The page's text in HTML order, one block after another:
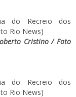
Cristino / Foto